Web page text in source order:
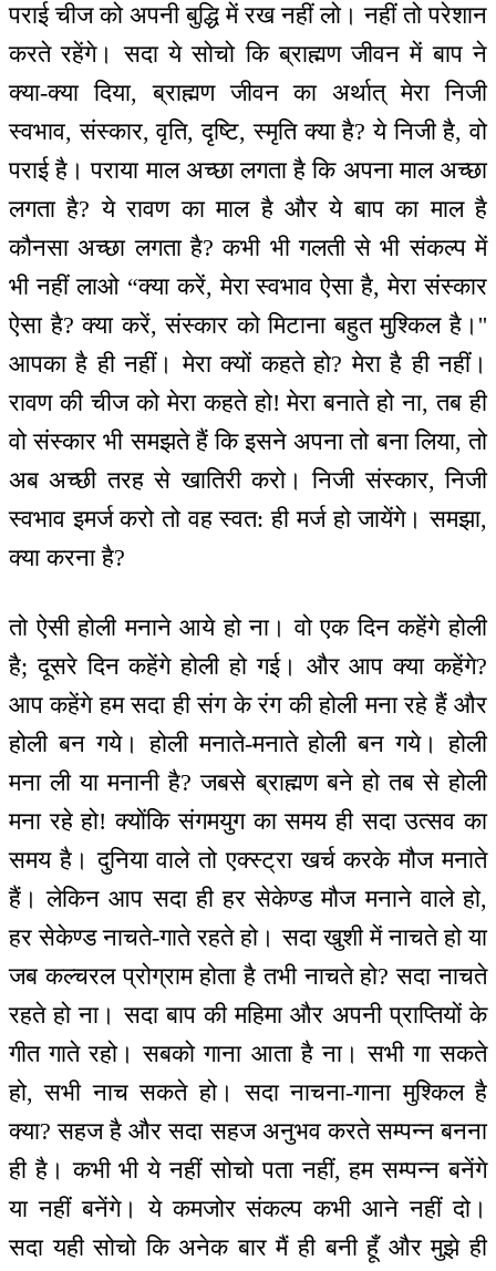
पराई चीज को अपनी बुद्धि में रख नहीं लो। नहीं तो परेशान
करते रहेंगे। सदा ये सोचो कि ब्राह्मण जीवन में बाप ने
क्या-क्या दिया, ब्राह्मण जीवन का अर्थात् मेरा निजी
स्वभाव, संस्कार, वृति, दृष्टि, स्मृति क्या है? ये निजी है, वो
पराई है। पराया माल अच्छा लगता है कि अपना माल अच्छा
लगता है? ये रावण का माल है और ये बाप का माल है
कौनसा अच्छा लगता है? कभी भी गलती से भी संकल्प में
भी नहीं लाओ “क्या करें, मेरा स्वभाव ऐसा है, मेरा संस्कार
ऐसा है? क्या करें, संस्कार को मिटाना बहुत मुश्किल है।''
आपका है ही नहीं। मेरा क्यों कहते हो? मेरा है ही नहीं।
रावण की चीज को मेरा कहते हो! मेरा बनाते हो ना, तब ही
वो संस्कार भी समझते हैं कि इसने अपना तो बना लिया, तो
अब अच्छी तरह से खातिरी करो। निजी संस्कार, निजी
स्वभाव इमर्ज करो तो वह स्वत: ही मर्ज हो जायेंगे। समझा,
क्या करना है?
तो ऐसी होली मनाने आये हो ना। वो एक दिन कहेंगे होली
है; दूसरे दिन कहेंगे होली हो गई। और आप क्या कहेंगे?
आप कहेंगे हम सदा ही संग के रंग की होली मना रहे हैं और
होली बन गये। होली मनाते-मनाते होली बन गये। होली
मना ली या मनानी है? जबसे ब्राह्मण बने हो तब से होली
मना रहे हो! क्योंकि संगमयुग का समय ही सदा उत्सव का
समय है। दुनिया वाले तो एक्स्ट्रा खर्च करके मौज मनाते
हैं। लेकिन आप सदा ही हर सेकेण्ड मौज मनाने वाले हो,
हर सेकेण्ड नाचते-गाते रहते हो। सदा खुशी में नाचते हो या
जब कल्चरल प्रोग्राम होता है तभी नाचते हो? सदा नाचते
रहते हो ना। सदा बाप की महिमा और अपनी प्राप्तियों के
गीत गाते रहो। सबको गाना आता है ना। सभी गा सकते
हो, सभी नाच सकते हो। सदा नाचना-गाना मुश्किल है
क्या? सहज है और सदा सहज अनुभव करते सम्पन्न बनना
ही है। कभी भी ये नहीं सोचो पता नहीं, हम सम्पन्न बनेंगे
या नहीं बनेंगे। ये कमजोर संकल्प कभी आने नहीं दो।
सदा यही सोचो कि अनेक बार मैं ही बनी हूँ और मुझे ही